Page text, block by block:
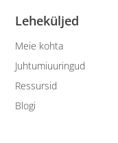
Leheküljed
Meie kohta
Juhtumiuuringud
Ressursid
Blogi